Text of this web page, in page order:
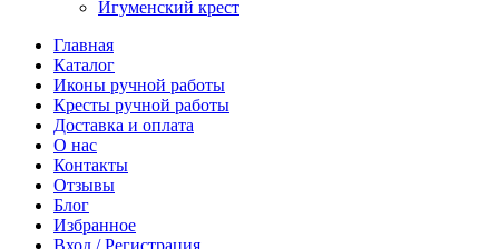
Игуменский крест
Главная
Каталог
Иконы ручной работы
Кресты ручной работы
Доставка и оплата
О нас
Контакты
Отзывы
Блог
Избранное
Вход / Регистрация